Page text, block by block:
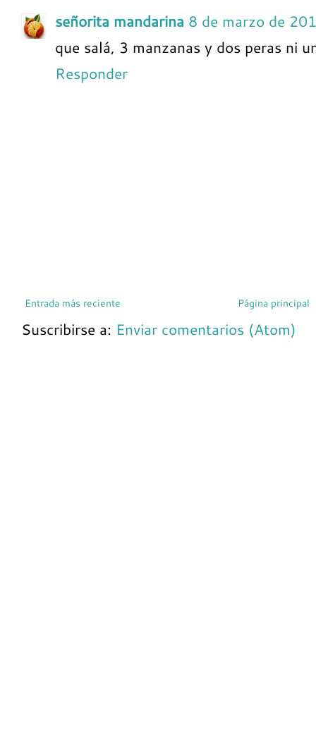
señorita mandarina 8 de marzo de
que salá, 3 manzanas y dos peras ni
Responder
Entrada más reciente Página principal
Suscribirse a: Enviar comentarios (Atom)